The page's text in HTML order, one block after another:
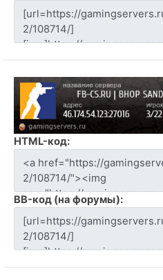
HTML-код:
BB-код (на форумы):